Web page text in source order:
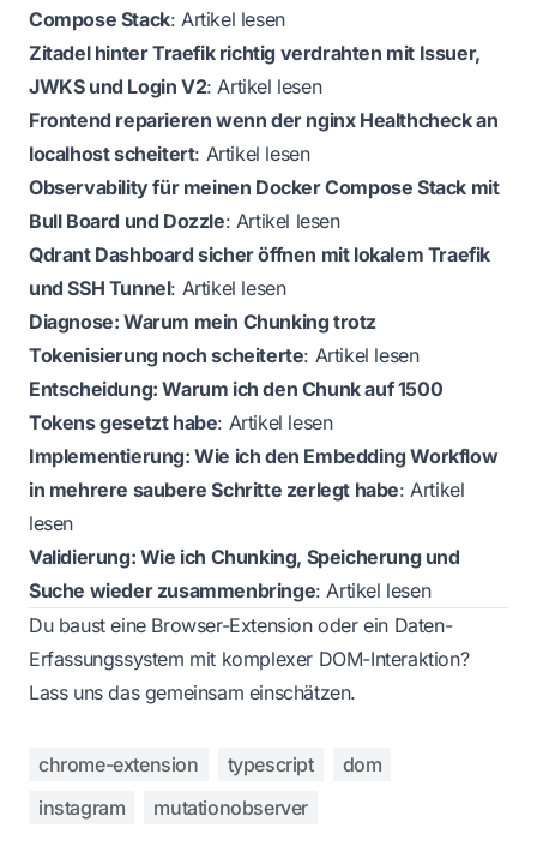
Compose Stack:Artikel lesen
Zitadel hinter Traefik richtig verdrahten mit Issuer,
JWKS und Login V2:Artikel lesen
Frontend reparieren wenn der nginx Healthcheck an
localhost scheitert: Artikel lesen
Observability für meinen Docker Compose Stack mit
Bull Board und Dozzle: Artikel lesen
Qdrant Dashboard sicher öffnen mit lokalem Traefik
und SSH Tunnel: Artikel lesen
Diagnose: Warum mein Chunking trotz
Tokenisierung noch scheiterte: Artikel lesen
Entscheidung: Warum ich den Chunk auf 1500
Tokens gesetzt habe: Artikel lesen
Implementierung: Wie ich den Embedding Workflow
in mehrere saubere Schritte zerlegt habe:Artikel
lesen
Validierung: Wie ich Chunking, Speicherung und
Suche wieder zusammenbringe:Artikel lesen
Du baust eine Browser-Extension oder ein Daten-
Erfassungssystem mit komplexer DOM-Interaktion?
Lass uns das gemeinsam einschätzen.
chrome-extension typescript
dom
instagram
mutationobserver